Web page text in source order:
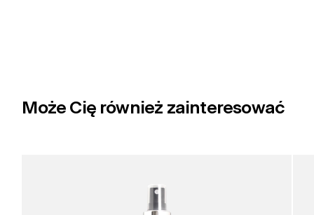
Może Cię również zainteresować